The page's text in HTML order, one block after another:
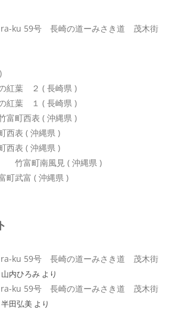
ra-ku 59号 長崎の道ーみさき道 茂木街
紅葉 ２ ( 長崎県 )
紅葉 １ ( 長崎県 )
町西表 ( 沖縄県 )
表 ( 沖縄県 )
表 ( 沖縄県 )
竹富町南風見 ( 沖縄県 )
富 ( 沖縄県 )
ra-ku 59号 長崎の道ーみさき道 茂木街
山内ひろみ より
ra-ku 59号 長崎の道ーみさき道 茂木街
半田弘美 より